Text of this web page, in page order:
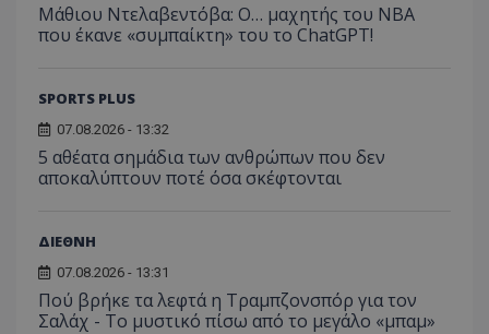
Μάθιου Ντελαβεντόβα: Ο… μαχητής του NBA
που έκανε «συμπαίκτη» του το ChatGPT!
SPORTS PLUS
07.08.2026 - 13:32
5 αθέατα σημάδια των ανθρώπων που δεν
αποκαλύπτουν ποτέ όσα σκέφτονται
ΔΙΕΘΝΗ
07.08.2026 - 13:31
Πού βρήκε τα λεφτά η Τραμπζονσπόρ για τον
Σαλάχ - Το μυστικό πίσω από το μεγάλο «μπαμ»